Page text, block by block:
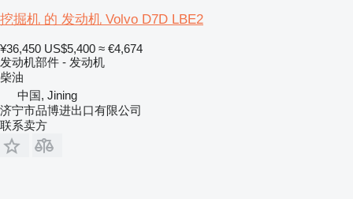
挖掘机 的 发动机 Volvo D7D LBE2
¥36,450 US$5,400 ≈ €4,674
发动机部件 - 发动机
柴油
中国, Jining
济宁市品博进出口有限公司
联系卖方